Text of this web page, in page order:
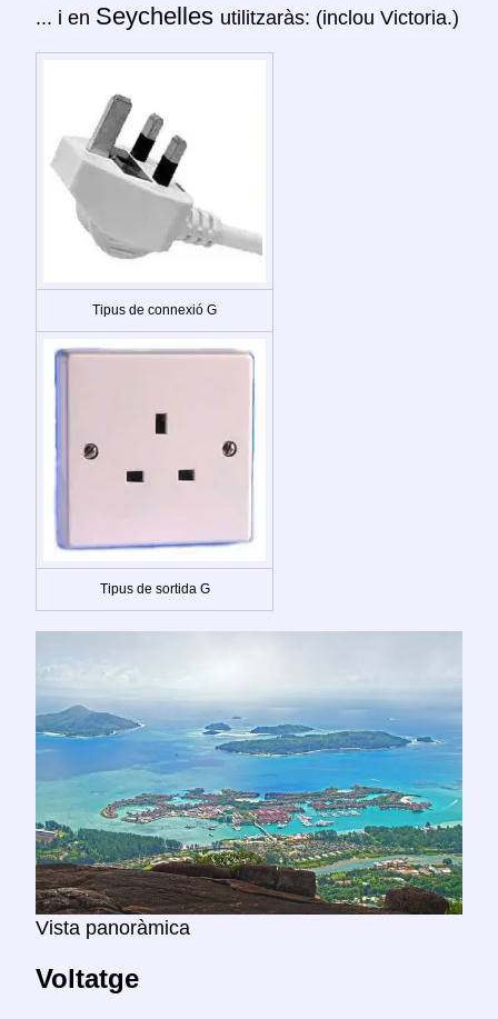
... i en Seychelles utilitzaràs: (inclou Victoria.)
Tipus de connexió G
Tipus de sortida G
Vista panoràmica
Voltatge